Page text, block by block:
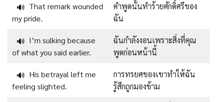
🔊 That remark wounded
my pride.
คำพูดนั้นทำร้ายศักดิ์ศรีของ
ฉัน
🔊 I’m sulking because
of what you said earlier.
ฉันกำลังงอนเพราะสิ่งที่คุณ
พูดก่อนหน้านี้
🔊 His betrayal left me
feeling slighted.
การทรยศของเขาทำให้ฉัน
รู้สึกถูกมองข้าม